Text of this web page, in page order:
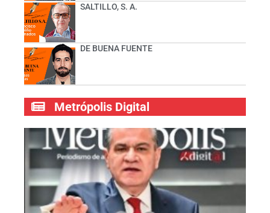
SALTILLO, S. A.
DE BUENA FUENTE
Metrópolis Digital